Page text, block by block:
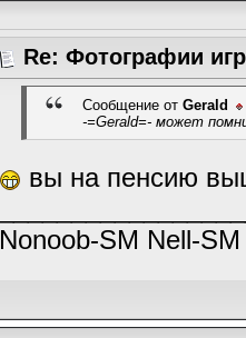
Re: Фотографии
Сообщение от Gerald
-=Gerald=- может
вы на пенсию
Nonoob-SM Nell-